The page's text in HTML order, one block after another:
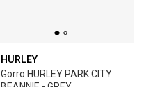
HURLEY
Gorro HURLEY PARK CITY